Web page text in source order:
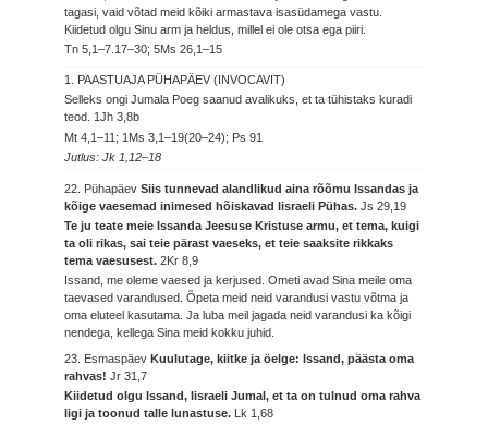
tagasi, vaid võtad meid kõiki armastava isasüdamega vastu.
Kiidetud olgu Sinu arm ja heldus, millel ei ole otsa ega piiri.
Tn 5,1–7.17–30; 5Ms 26,1–15
1. PAASTUAJA PÜHAPÄEV (INVOCAVIT)
Selleks ongi Jumala Poeg saanud avalikuks, et ta tühistaks kuradi
teod.1Jh 3,8b
Mt 4,1–11; 1Ms 3,1–19(20–24); Ps 91
Jutlus: Jk 1,12–18
22. PühapäevSiis tunnevad alandlikud aina rõõmu Issandas ja
kõige vaesemad inimesed hõiskavad Iisraeli Pühas.Js 29,19
Te ju teate meie Issanda Jeesuse Kristuse armu, et tema, kuigi
ta oli rikas, sai teie pärast vaeseks, et teie saaksite rikkaks
tema vaesusest.2Kr 8,9
Issand, me oleme vaesed ja kerjused. Ometi avad Sina meile oma
taevased varandused. Õpeta meid neid varandusi vastu võtma ja
oma eluteel kasutama. Ja luba meil jagada neid varandusi ka kõigi
nendega, kellega Sina meid kokku juhid.
23. EsmaspäevKuulutage, kiitke ja öelge: Issand, päästa oma
rahvas!Jr 31,7
Kiidetud olgu Issand, Iisraeli Jumal, et ta on tulnud oma rahva
ligi ja toonud talle lunastuse. Lk 1,68